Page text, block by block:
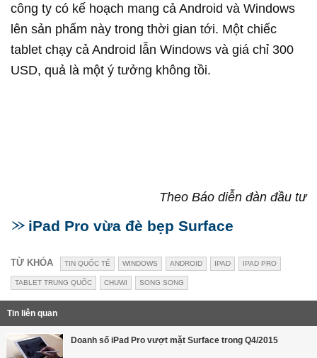
công ty có kế hoạch mang cả Android và Windows
lên sản phẩm này trong thời gian tới. Một chiếc
tablet chạy cả Android lẫn Windows và giá chỉ 300
USD, quả là một ý tưởng không tồi.
Theo Báo diễn đàn đầu tư
iPad Pro vừa đè bẹp Surface
TỪ KHÓA TIN QUỐC TẾ WINDOWS ANDROID IPAD IPAD PRO
TABLET TRUNG QUỐC CHUWI SONG SONG
Tin liên quan
Doanh số iPad Pro vượt mặt Surface trong Q4/2015